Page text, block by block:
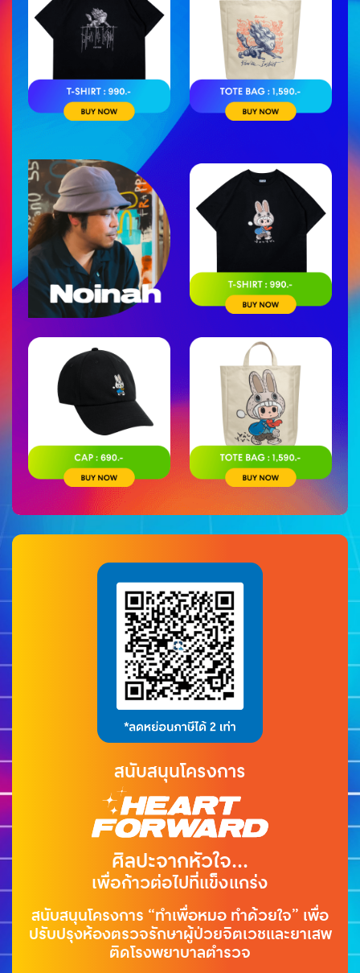
สนับสนุนโครงการ
ศิลปะจากหัวใจ...
เพื่อก้าวต่อไปที่แข็งแกร่ง
สนับสนุนโครงการ “ทำเพื่อหมอ ทำด้วยใจ” เพื่อ
ปรับปรุงห้องตรวจรักษาผู้ป่วยจิตเวชและยาเสพ
ติดโรงพยาบาลตำรวจ